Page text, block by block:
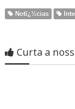
Notï¿½cias
Curta a